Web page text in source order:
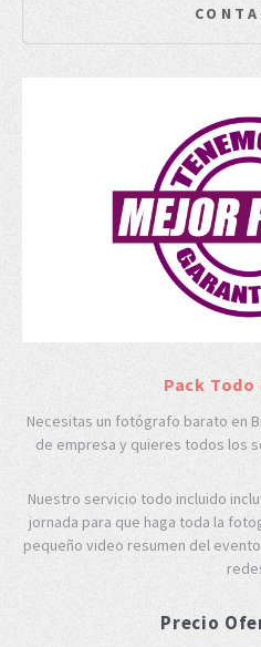
Pack
Necesitas un fotógrafo barato en
de empresa y quieres todos los
Nuestro servicio todo incluido
jornada para que haga toda la
pequeño video resumen del
Precio